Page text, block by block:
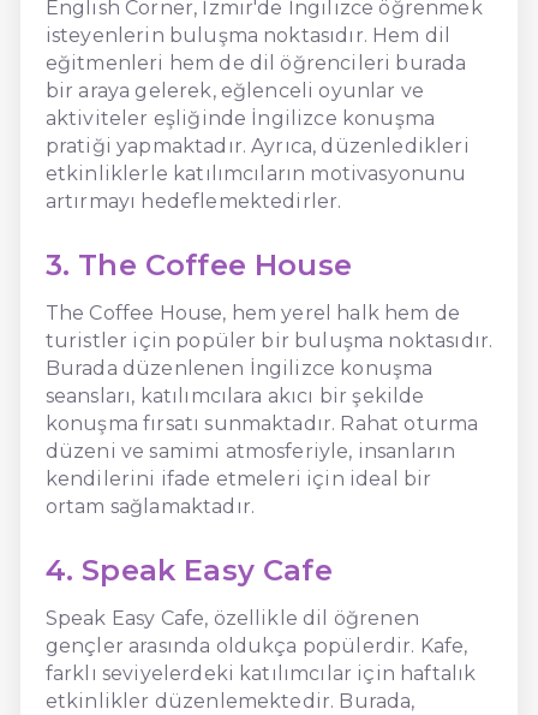
English Corner, İzmir'de İngilizce öğrenmek
isteyenlerin buluşma noktasıdır. Hem dil
eğitmenleri hem de dil öğrencileri burada
bir araya gelerek, eğlenceli oyunlar ve
aktiviteler eşliğinde İngilizce konuşma
pratiği yapmaktadır. Ayrıca, düzenledikleri
etkinliklerle katılımcıların motivasyonunu
artırmayı hedeflemektedirler.
3. The Coffee House
The Coffee House, hem yerel halk hem de
turistler için popüler bir buluşma noktasıdır.
Burada düzenlenen İngilizce konuşma
seansları, katılımcılara akıcı bir şekilde
konuşma fırsatı sunmaktadır. Rahat oturma
düzeni ve samimi atmosferiyle, insanların
kendilerini ifade etmeleri için ideal bir
ortam sağlamaktadır.
4. Speak Easy Cafe
Speak Easy Cafe, özellikle dil öğrenen
gençler arasında oldukça popülerdir. Kafe,
farklı seviyelerdeki katılımcılar için haftalık
etkinlikler düzenlemektedir. Burada,